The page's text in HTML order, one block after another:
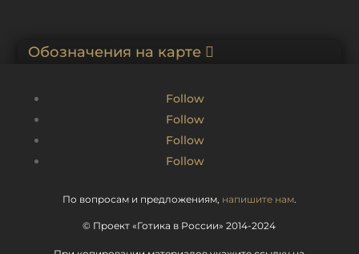
Обозначения на карте
Follow
Follow
Follow
Follow
По вопросам и предложениям, напишите нам.
© Проект «Готика в России» 2014-2024